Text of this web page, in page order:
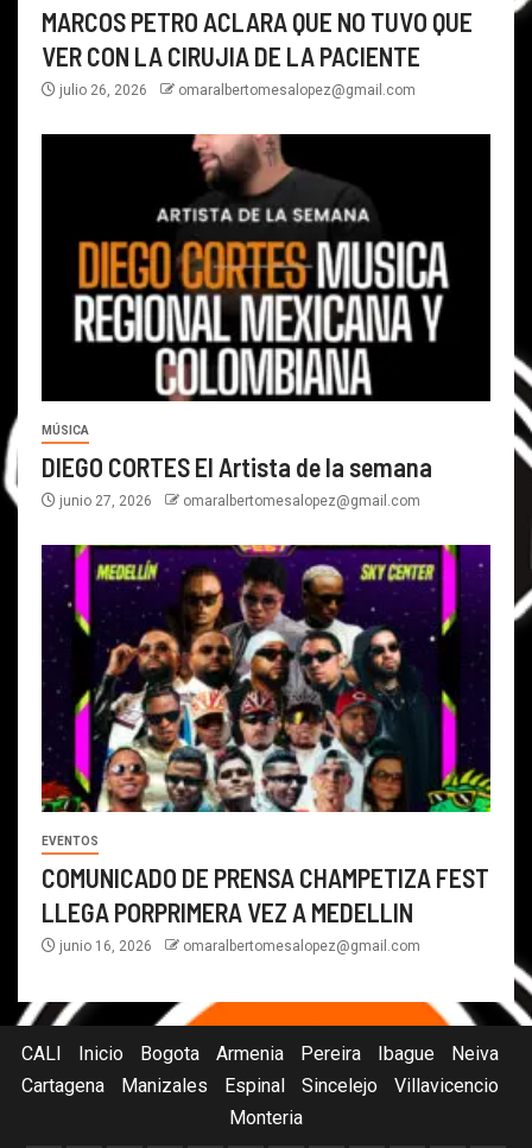
MARCOS PETRO ACLARA QUE NO TUVO QUE
VER CON LA CIRUJIA DE LA PACIENTE
julio 26, 2026 omaralbertomesalopez@gmail.com
MÚSICA
DIEGO CORTES El Artista de la semana
junio 27, 2026 omaralbertomesalopez@gmail.com
EVENTOS
COMUNICADO DE PRENSA CHAMPETIZA FEST
LLEGA PORPRIMERA VEZ A MEDELLIN
junio 16, 2026 omaralbertomesalopez@gmail.com
CALI Inicio Bogota Armenia Pereira Ibague
Neiva
Cartagena
Manizales Espinal Sincelejo
Villavicencio
Monteria